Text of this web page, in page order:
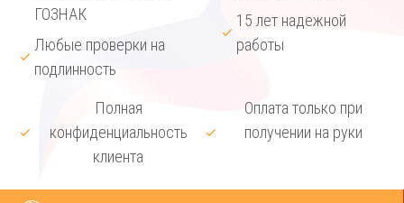
ГОЗНАК
Любые проверки на
подлинность
15 лет надежной
работы
Полная
конфиденциальность
клиента
Оплата только при
получении на руки